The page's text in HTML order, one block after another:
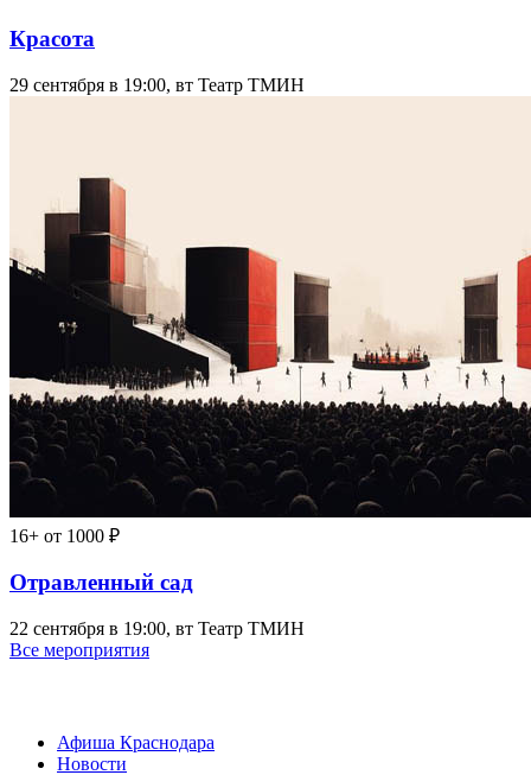
Красота
29 сентября в 19:00, вт Театр ТМИН
16+ от 1000 ₽
Отравленный сад
22 сентября в 19:00, вт Театр ТМИН
Все мероприятия
Афиша Краснодара
Новости